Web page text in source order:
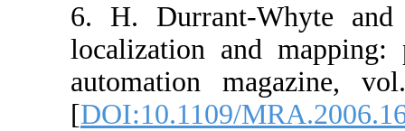
6. H. Durrant-
localization
automation
[DOI:10.1109/